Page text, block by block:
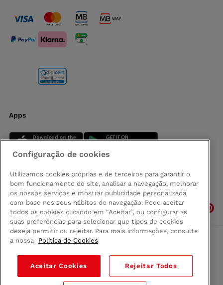
Apps
Siga-nos
Comprar na Madeira
Política de privacidad
Termos e Condições
Configuração de cookies
Utilizamos cookies próprias e de terceiros para garantir o
bom funcionamento do site, analisar a navegação, melhorar
os nossos serviços e mostrar publicidade personalizada
com base nos seus hábitos de navegação. Pode aceitar
todos os cookies clicando em “Aceitar”, ou configurar as
suas preferências para selecionar que tipos de cookies
deseja permitir ou rejeitar. Para mais informações, consulte
a nossa
Política de Cookies
Aceitar Cookies Rejeitar Todos